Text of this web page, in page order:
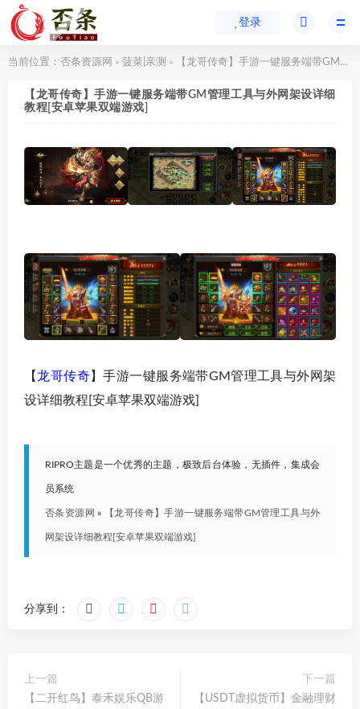
登录
当前位置： 否条资源网 > 菠菜|亲测 > 【龙哥传奇】手游一键服务端带GM管理工具与外网架设详细教程[安卓苹果双端游戏]
【龙哥传奇】手游一键服务端带GM管理工具与外网架设详细
教程[安卓苹果双端游戏]
【龙哥传奇】手游一键服务端带GM管理工具与外网架
设详细教程[安卓苹果双端游戏]
RIPRO主题是一个优秀的主题，极致后台体验，无插件，集成会
员系统
否条资源网 » 【龙哥传奇】手游一键服务端带GM管理工具与外
网架设详细教程[安卓苹果双端游戏]
分享到：
上一篇
【二开红鸟】泰禾娱乐QB游
下一篇
【USDT虚拟货币】金融理财